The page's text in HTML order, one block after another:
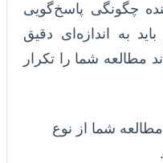
چگونگی پاسخ‌گویی
به اندازه‌ای دقیق
مطالعه شما را تکرار
شما از نوع